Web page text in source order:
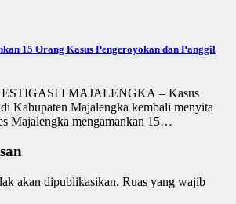
15 Orang Kasus Pengeroyokan dan Panggil
I MAJALENGKA – Kasus
Kabupaten Majalengka kembali menyita
Majalengka mengamankan 15…
akan dipublikasikan. Ruas yang wajib